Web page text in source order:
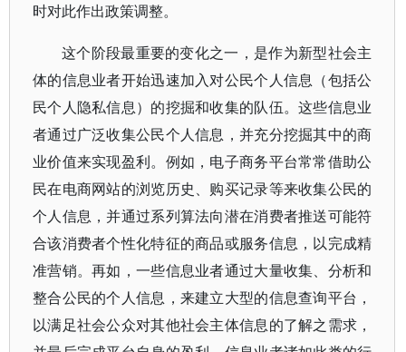
时对此作出政策调整。
这个阶段最重要的变化之一，是作为新型社会主
体的信息业者开始迅速加入对公民个人信息（包括公
民个人隐私信息）的挖掘和收集的队伍。这些信息业
者通过广泛收集公民个人信息，并充分挖掘其中的商
业价值来实现盈利。例如，电子商务平台常常借助公
民在电商网站的浏览历史、购买记录等来收集公民的
个人信息，并通过系列算法向潜在消费者推送可能符
合该消费者个性化特征的商品或服务信息，以完成精
准营销。再如，一些信息业者通过大量收集、分析和
整合公民的个人信息，来建立大型的信息查询平台，
以满足社会公众对其他社会主体信息的了解之需求，